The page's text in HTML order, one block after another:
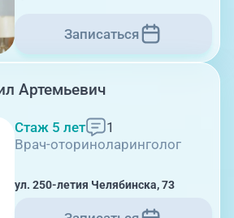
Щербакова 2,
Записаться
Артемьевич
Стаж 5 лет
1
Врач-оториноларинголог
ул. 250-летия Челябинска, 73